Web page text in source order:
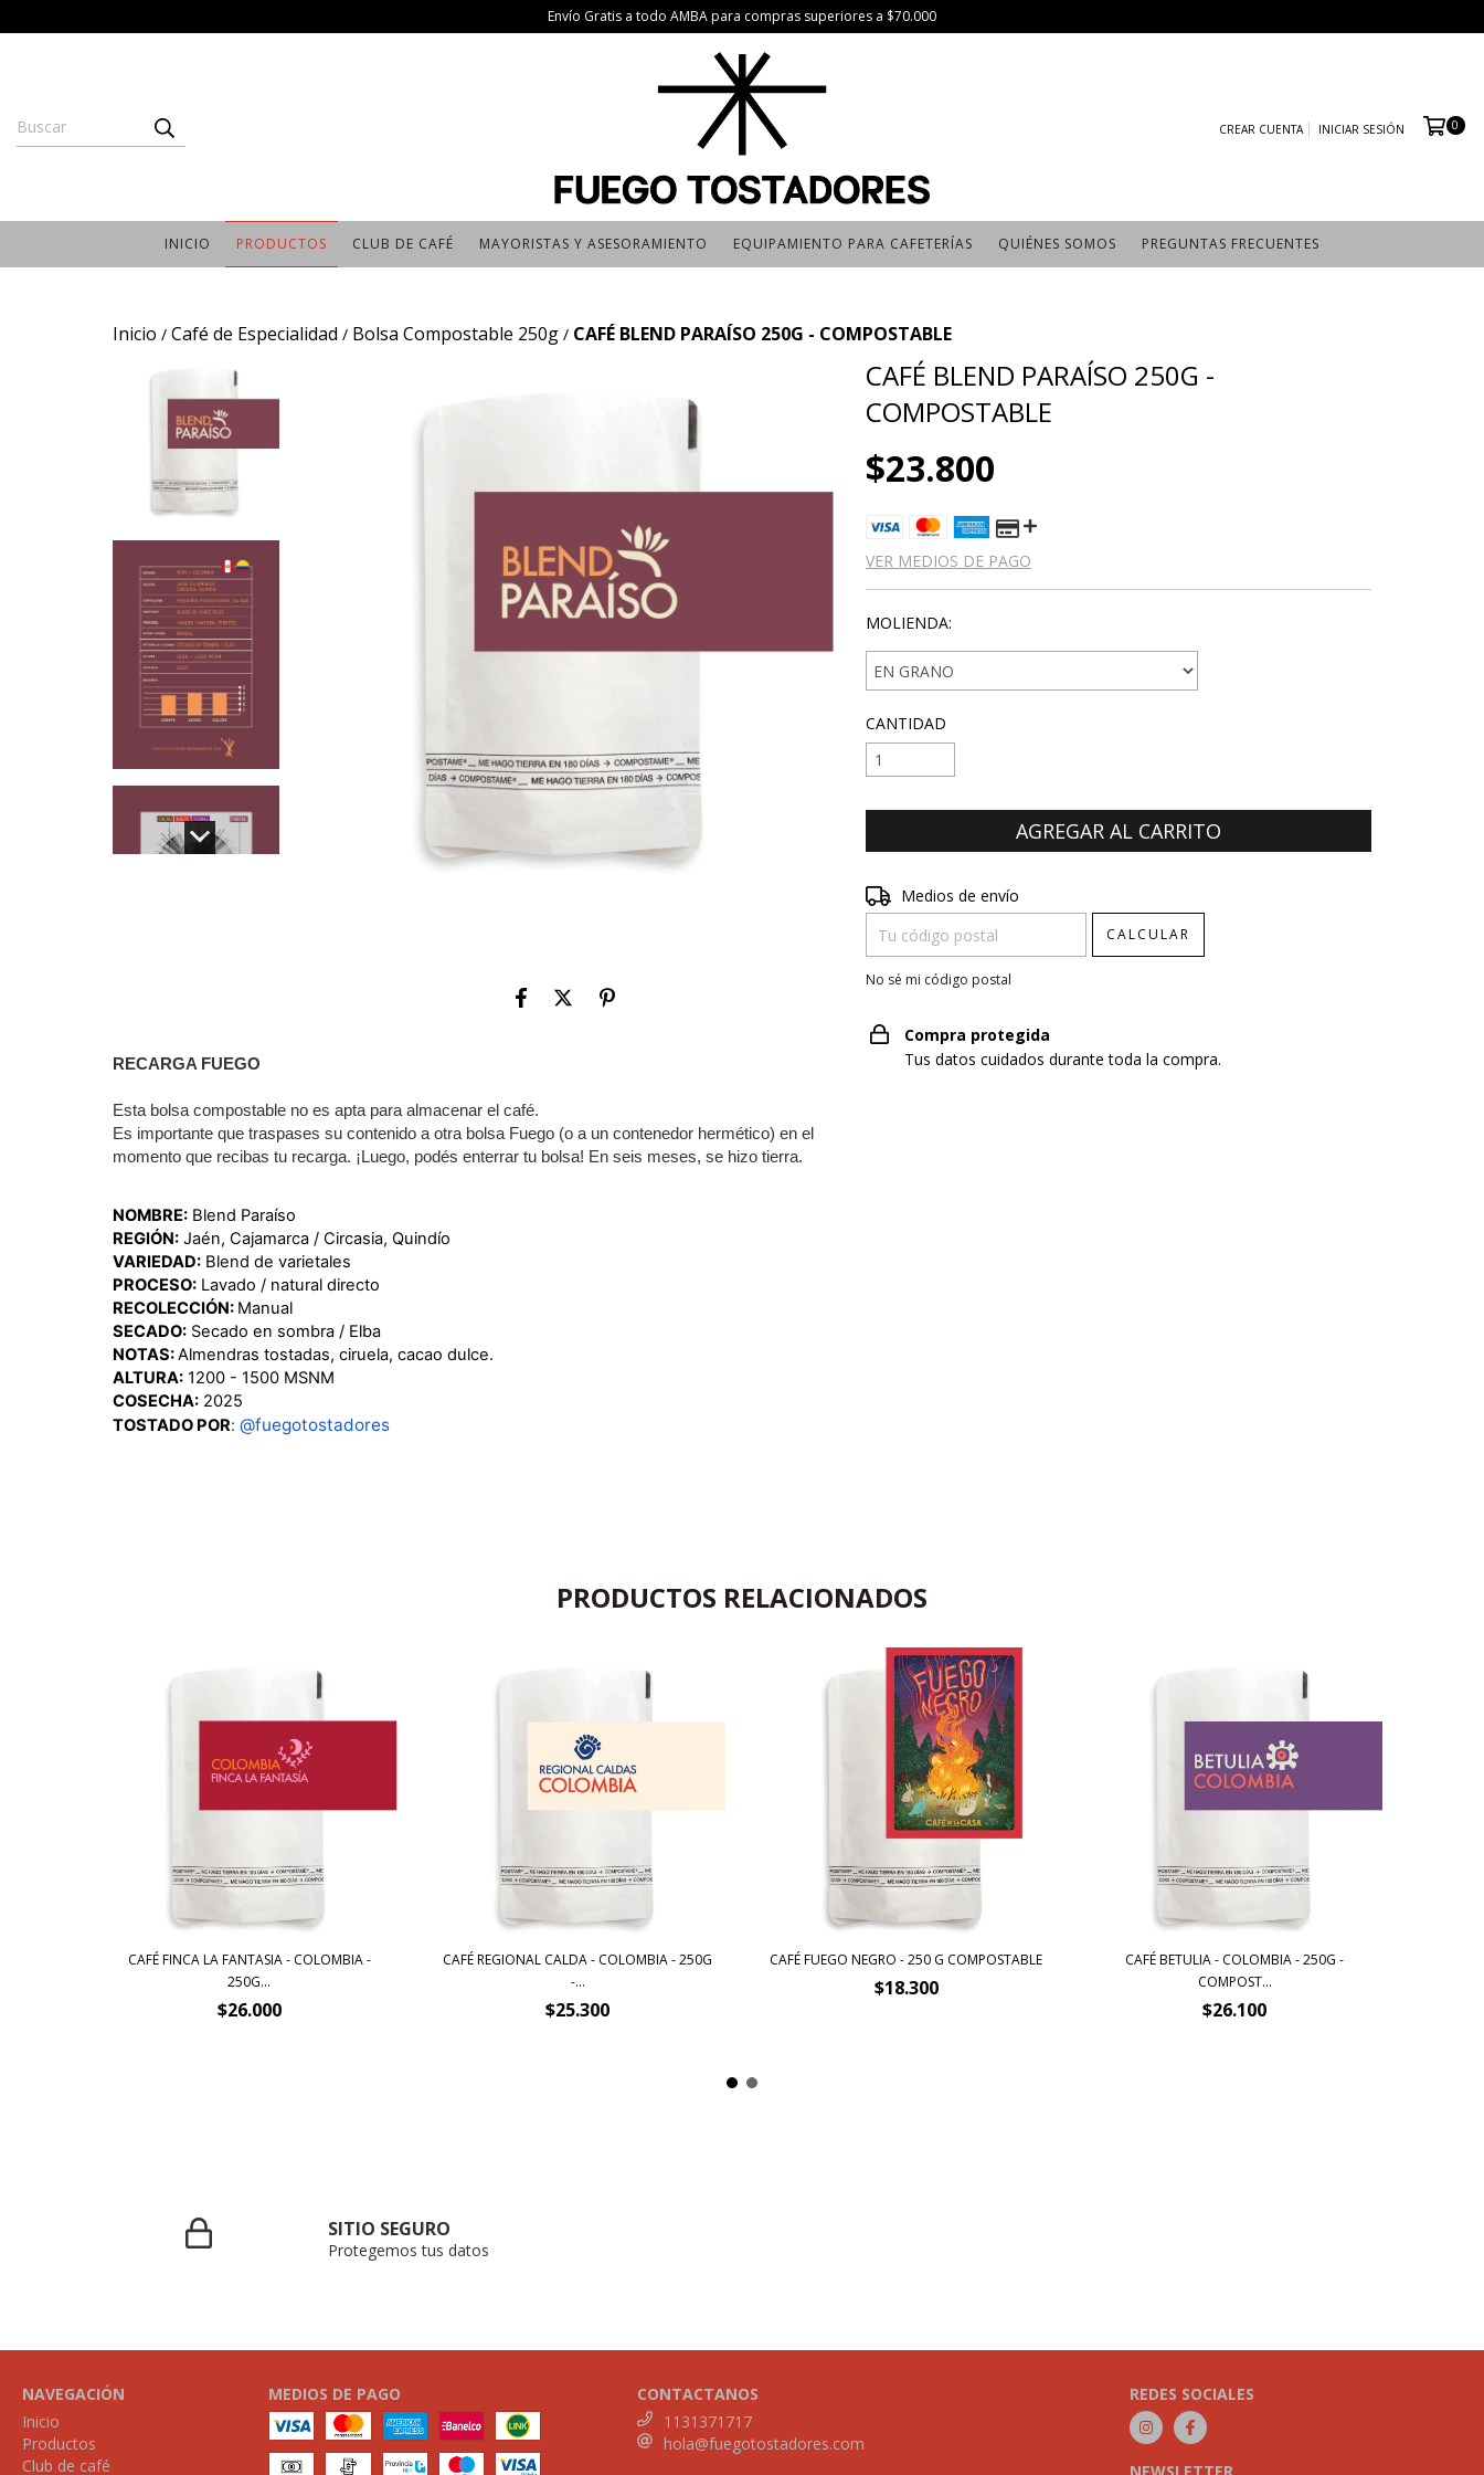
Envío Gratis a todo AMBA para compras superiores a $70.000
CREAR CUENTA INICIAR SESIÓN 0
INICIO PRODUCTOS CLUB DE CAFÉ MAYORISTAS Y ASESORAMIENTO EQUIPAMIENTO PARA CAFETERÍAS QUIÉNES SOMOS PREGUNTAS FRECUENTES
Inicio / Café de Especialidad / Bolsa Compostable 250g / CAFÉ BLEND PARAÍSO 250G - COMPOSTABLE
RECARGA FUEGO
Esta bolsa compostable no es apta para almacenar el café.
Es importante que traspases su contenido a otra bolsa Fuego (o a un contenedor hermético) en el
momento que recibas tu recarga. ¡Luego, podés enterrar tu bolsa! En seis meses, se hizo tierra.
NOMBRE: Blend Paraíso
REGIÓN: Jaén, Cajamarca / Circasia, Quindío
VARIEDAD: Blend de varietales
PROCESO: Lavado / natural directo
RECOLECCIÓN: Manual
SECADO: Secado en sombra / Elba
NOTAS: Almendras tostadas, ciruela, cacao dulce.
ALTURA: 1200 - 1500 MSNM
COSECHA: 2025
TOSTADO POR: @fuegotostadores
CAFÉ BLEND PARAÍSO 250G -
COMPOSTABLE
$23.800
VER MEDIOS DE PAGO
MOLIENDA:
CANTIDAD
Entregas para el CP:
Medios de envío
CALCULAR
No sé mi código postal
Compra protegida
Tus datos cuidados durante toda la compra.
PRODUCTOS RELACIONADOS
CAFÉ FINCA LA FANTASIA - COLOMBIA -
250G...
$26.000
CAFÉ REGIONAL CALDA - COLOMBIA - 250G
-...
$25.300
CAFÉ FUEGO NEGRO - 250 G COMPOSTABLE
$18.300
CAFÉ BETULIA - COLOMBIA - 250G -
COMPOST...
$26.100
SITIO SEGURO
Protegemos tus datos
NAVEGACIÓN
Inicio
Productos
Club de café
MEDIOS DE PAGO
CONTACTANOS
1131371717
hola@fuegotostadores.com
REDES SOCIALES